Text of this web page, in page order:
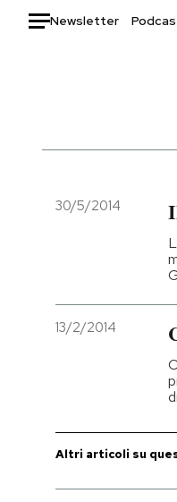
Newsletter
Italia
Politica
Cultura
Economia
PODCAST
30/5/2014
13/2/2014
Altri articoli su